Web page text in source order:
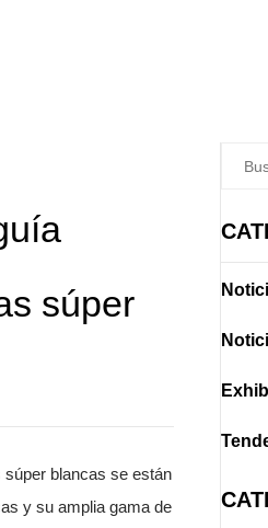
súper
súper blancas se están
y su amplia gama de